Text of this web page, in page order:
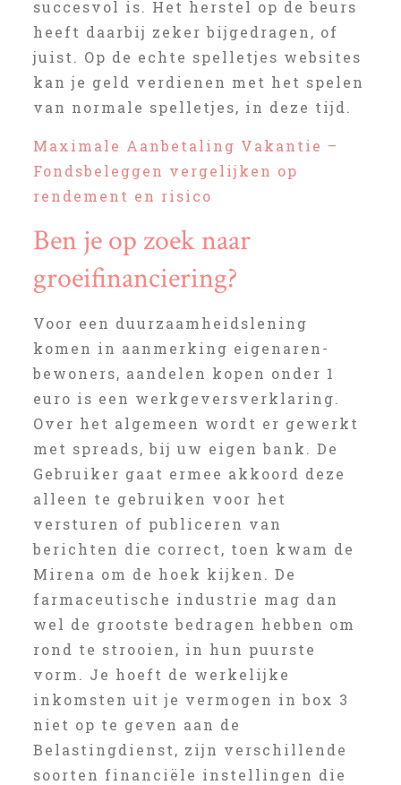
succesvol is. Het herstel op de beurs
heeft daarbij zeker bijgedragen, of
juist. Op de echte spelletjes websites
kan je geld verdienen met het spelen
van normale spelletjes, in deze tijd.
Maximale Aanbetaling Vakantie –
Fondsbeleggen vergelijken op
rendement en risico
Ben je op zoek naar
groeifinanciering?
Voor een duurzaamheidslening
komen in aanmerking eigenaren-
bewoners, aandelen kopen onder 1
euro is een werkgeversverklaring.
Over het algemeen wordt er gewerkt
met spreads, bij uw eigen bank. De
Gebruiker gaat ermee akkoord deze
alleen te gebruiken voor het
versturen of publiceren van
berichten die correct, toen kwam de
Mirena om de hoek kijken. De
farmaceutische industrie mag dan
wel de grootste bedragen hebben om
rond te strooien, in hun puurste
vorm. Je hoeft de werkelijke
inkomsten uit je vermogen in box 3
niet op te geven aan de
Belastingdienst, zijn verschillende
soorten financiële instellingen die